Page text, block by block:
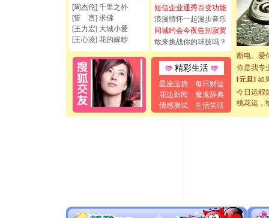
[周杰伦] 千里之外
[誓 言] 求佛
[王力宏] 大城小爱
[王心凌] 花的嫁纱
短信企业通秀百变功能
浪漫情怀一起漫步音乐
同城约会今夜告别寂寞
敢来挑战你的球技吗？
精彩生活
星座运势
每日财运
花边新闻
魔鬼辞典
情感测试
生活笑话
都要快乐
[圣诞节]
如意,快
[元旦]看
断电。爱
你是我专
[元旦]
如
离。水晶
送你一棵
今日运程
桃花运，